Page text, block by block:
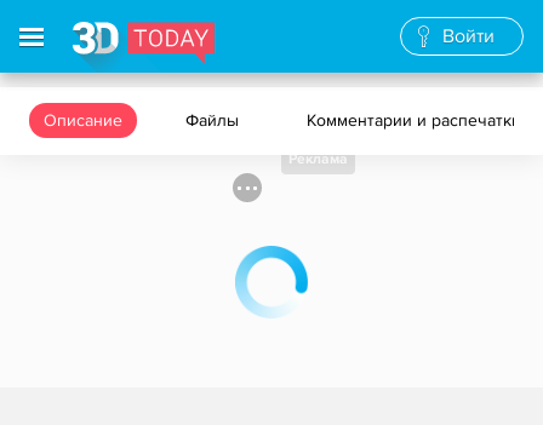
Войти
Описание Файлы Комментарии и распечатки
Реклама